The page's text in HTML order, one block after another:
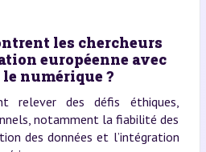
les chercheurs
européenne avec
numérique ?
relever des défis éthiques,
notamment la fiabilité des
des données et l’intégration